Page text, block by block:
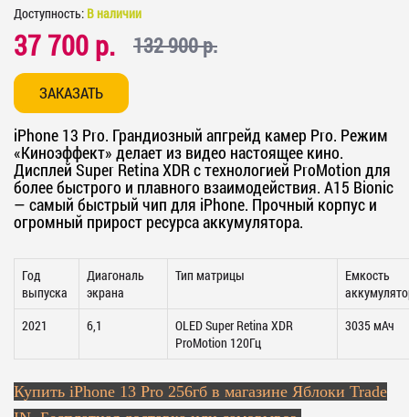
Доступность: В наличии
37 700 р. 132 900 р.
ЗАКАЗАТЬ
iPhone 13 Pro. Грандиозный апгрейд камер Pro. Режим
«Киноэффект» делает из видео настоящее кино.
Дисплей Super Retina XDR с технологией ProMotion для
более быстрого и плавного взаимодействия. А15 Bionic
— самый быстрый чип для iPhone. Прочный корпус и
огромный прирост ресурса аккумулятора.
Год
выпуска
Диагональ
экрана
Тип матрицы
Емкость
2021
6,1
OLED Super Retina XDR
ProMotion 120Гц
3035 мАч
Купить iPhone 13 Pro 256гб в магазине Яблоки Trade